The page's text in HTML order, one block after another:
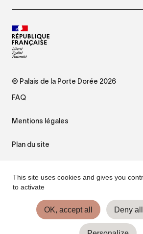
© Palais de la Porte Dorée 2026
FAQ
Mentions légales
Plan du site
Gestion des cookies
This site uses cookies and gives you
to activate
OK, accept all Deny